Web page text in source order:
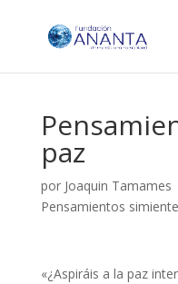
paz
por Joaquin Tamames
Pensamientos simiente
«¿Aspiráis a la paz